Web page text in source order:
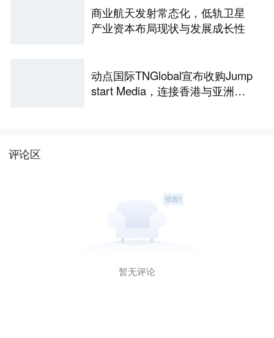
商业航天发射常态化，低轨卫星
产业资本布局现状与发展成长性
动点国际TNGlobal宣布收购Jump
start Media，连接香港与亚洲创
评论区
暂无评论